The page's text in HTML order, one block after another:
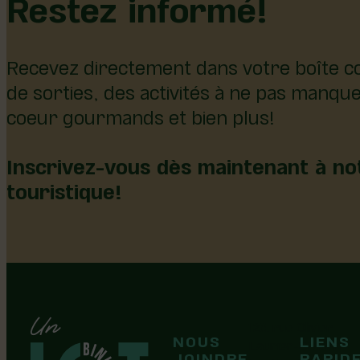
Recevez directement dans votre boîte
de sorties, des activités à ne pas
coeur gourmands et bien plus!
Inscrivez-vous dès maintenant à
touristique!
NOUS
Laurier-Station
LIENS